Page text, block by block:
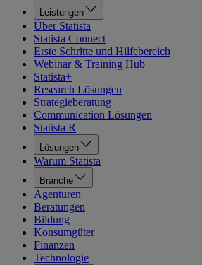
Leistungen
Über Statista
Statista Connect
Erste Schritte und Hilfebereich
Webinar & Training Hub
Statista+
Research Lösungen
Strategieberatung
Communication Lösungen
Statista R
Lösungen
Warum Statista
Branche
Agenturen
Beratungen
Bildung
Konsumgüter
Finanzen
Technologie